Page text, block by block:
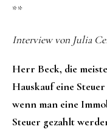
**
Interview von Julia
Herr Beck, die
Hauskauf eine
wenn man eine
Steuer gezahlt